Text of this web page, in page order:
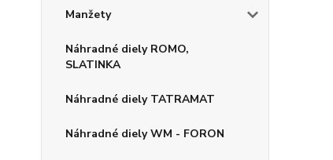
Manžety
Náhradné diely ROMO,
SLATINKA
Náhradné diely TATRAMAT
Náhradné diely WM - FORON